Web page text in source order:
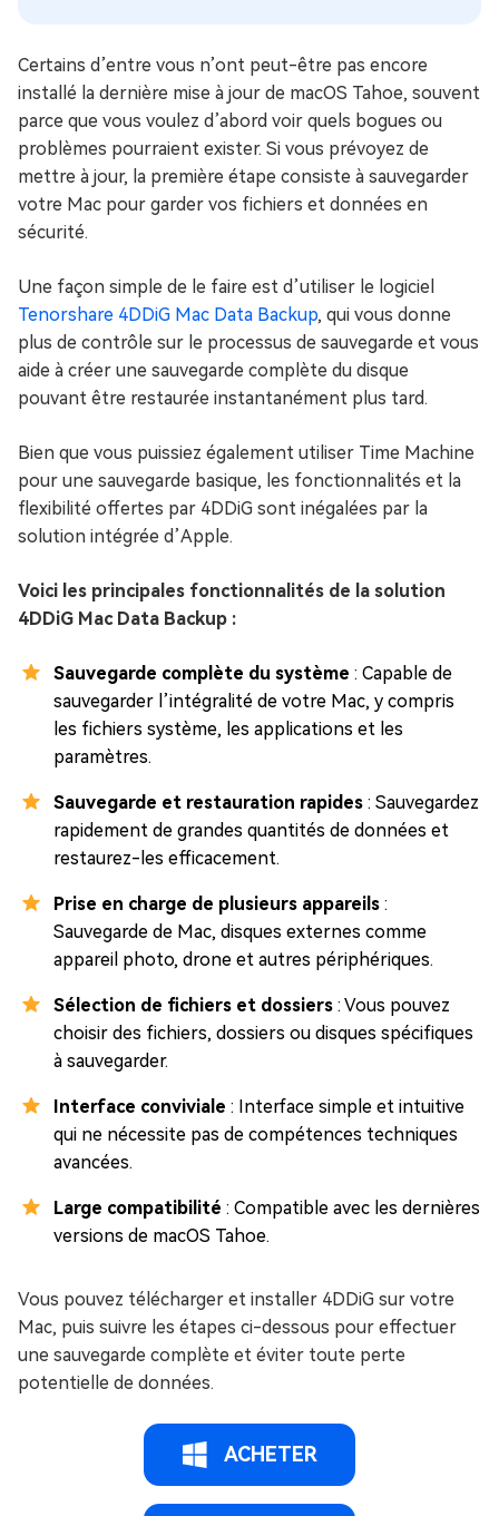
Certains d’entre vous n’ont peut-être pas encore
installé la dernière mise à jour de macOS Tahoe, souvent
parce que vous voulez d’abord voir quels bogues ou
problèmes pourraient exister. Si vous prévoyez de
mettre à jour, la première étape consiste à sauvegarder
votre Mac pour garder vos fichiers et données en
sécurité.
Une façon simple de le faire est d’utiliser le logiciel
Tenorshare 4DDiG Mac Data Backup, qui vous donne
plus de contrôle sur le processus de sauvegarde et vous
aide à créer une sauvegarde complète du disque
pouvant être restaurée instantanément plus tard.
Bien que vous puissiez également utiliser Time Machine
pour une sauvegarde basique, les fonctionnalités et la
flexibilité offertes par 4DDiG sont inégalées par la
solution intégrée d’Apple.
Voici les principales fonctionnalités de la solution
4DDiG Mac Data Backup :
Sauvegarde complète du système : Capable de
sauvegarder l’intégralité de votre Mac, y compris
les fichiers système, les applications et les
paramètres.
Sauvegarde et restauration rapides : Sauvegardez
rapidement de grandes quantités de données et
restaurez-les efficacement.
Prise en charge de plusieurs appareils :
Sauvegarde de Mac, disques externes comme
appareil photo, drone et autres périphériques.
Sélection de fichiers et dossiers : Vous pouvez
choisir des fichiers, dossiers ou disques spécifiques
à sauvegarder.
Interface conviviale : Interface simple et intuitive
qui ne nécessite pas de compétences techniques
avancées.
Large compatibilité : Compatible avec les dernières
versions de macOS Tahoe.
Vous pouvez télécharger et installer 4DDiG sur votre
Mac, puis suivre les étapes ci-dessous pour effectuer
une sauvegarde complète et éviter toute perte
potentielle de données.
ACHETER